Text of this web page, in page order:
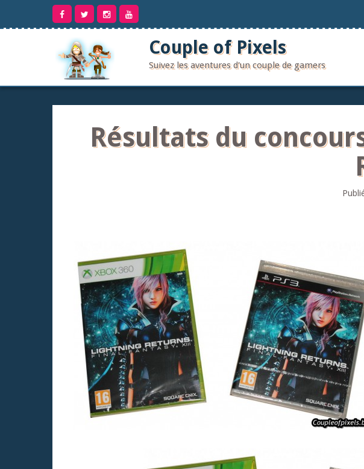
contenu
Couple of Pixels
Suivez les aventures d'un couple de gamers
Résultats du